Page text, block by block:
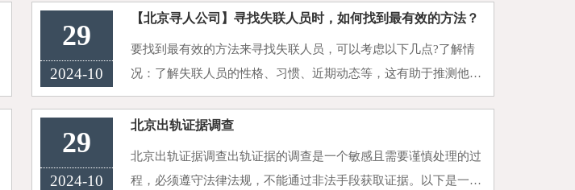
29
2024-10
【北京寻人公司】寻找失联人员时，如何找到最有效的方法？
要找到最有效的方法来寻找失联人员，可以考虑以下几点?了解情
况：了解失联人员的性格、习惯、近期动态等，这有助于推测他们
可能的去向。多渠道尝试：综合运用各种方法，如社交媒体、警
方、亲朋好友等，增加找到的机会···
29
2024-10
北京出轨证据调查
北京出轨证据调查出轨证据的调查是一个敏感且需要谨慎处理的过
程，必须遵守法律法规，不能通过非法手段获取证据。以下是一些